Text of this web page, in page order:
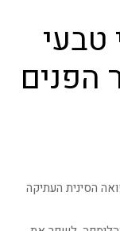
טבעי
הפנים
הסינית העתיקה